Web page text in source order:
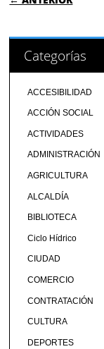
Categorías
ACCESIBILIDAD
ACCIÓN SOCIAL
ACTIVIDADES
ADMINISTRACIÓN
AGRICULTURA
ALCALDÍA
BIBLIOTECA
Ciclo Hídrico
CIUDAD
COMERCIO
CONTRATACIÓN
CULTURA
DEPORTES